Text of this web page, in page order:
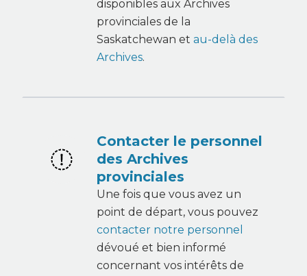
disponibles aux Archives
provinciales de la
Saskatchewan et au-delà des
Archives.
Contacter le personnel
des Archives
provinciales
Une fois que vous avez un
point de départ, vous pouvez
contacter notre personnel
dévoué et bien informé
concernant vos intérêts de